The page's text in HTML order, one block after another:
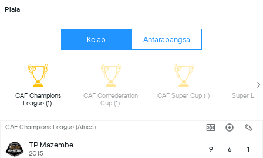
Piala
Kelab Antarabangsa
CAF Champions
League (1)
CAF Confederation
Cup (1)
CAF Champions League (Africa)
TP Mazembe
2015 9 6 1